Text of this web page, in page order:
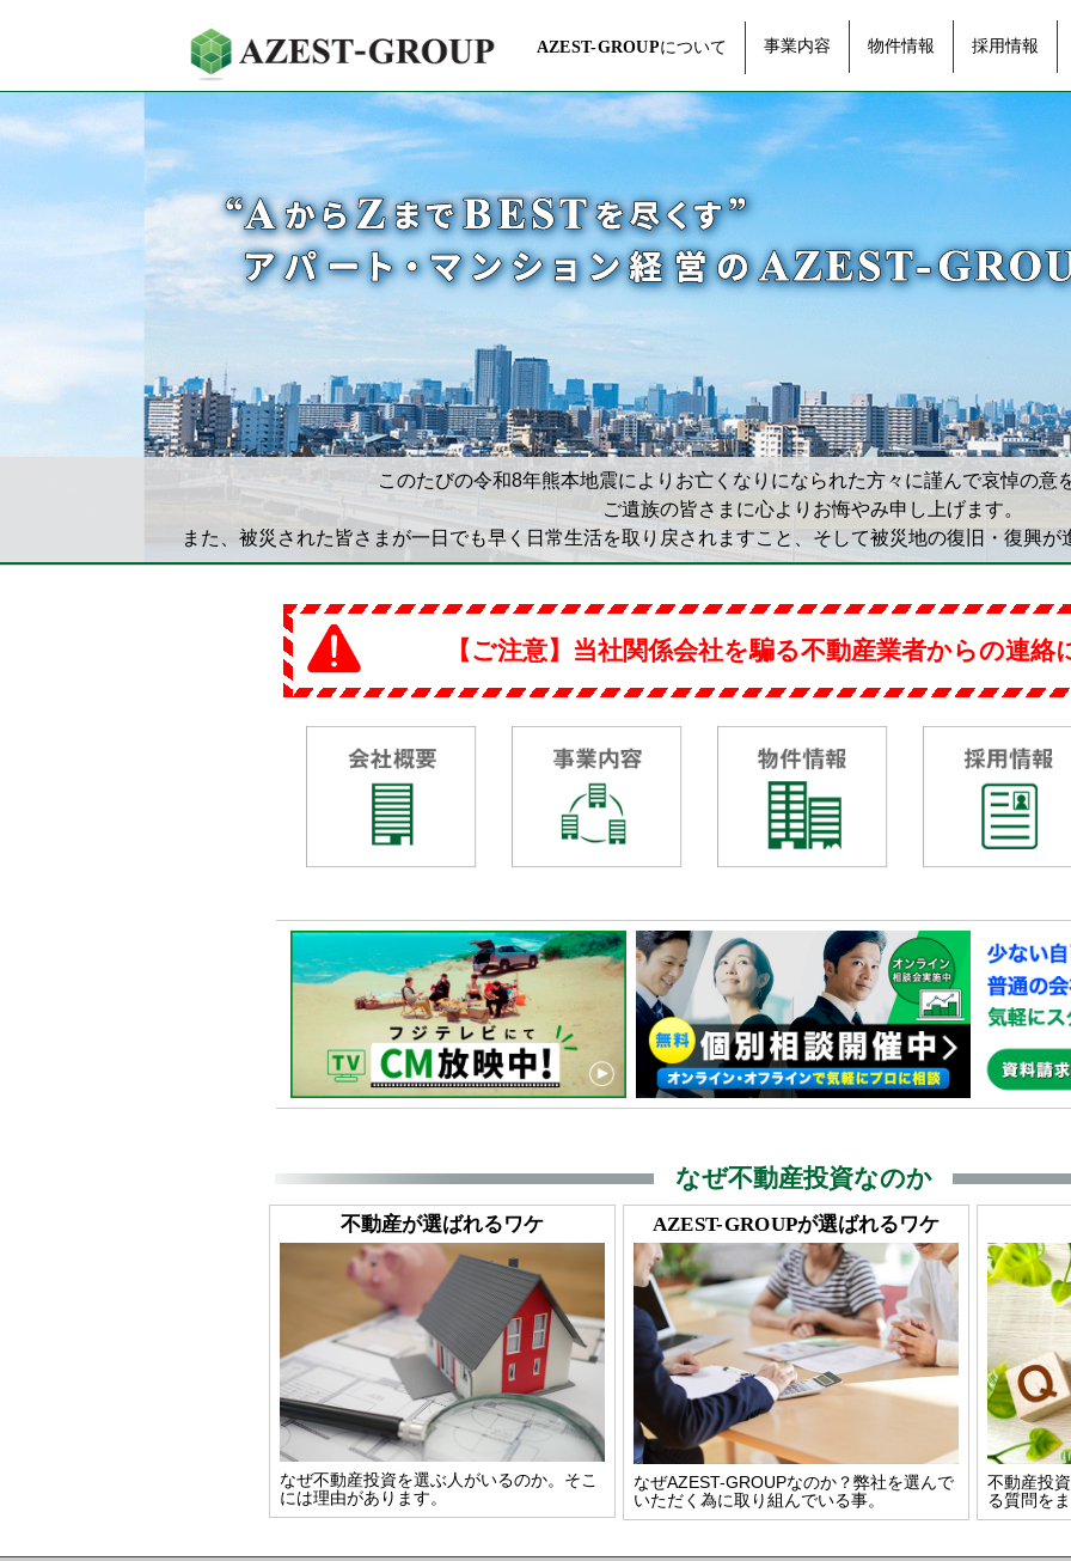
AZEST-GROUPについて 事業内容 物件情報 採用情報
このたびの令和8年熊本地震によりお亡くなりになられた方々に謹んで哀悼の意
ご遺族の皆さまに心よりお悔やみ申し上げます。
また、被災された皆さまが一日でも早く日常生活を取り戻されますこと、 そして被災地の復旧・復興
【ご注意】当社関係会社を騙る不動産業者からの連絡
なぜ不動産投資なのか
不動産が選ばれるワケ
なぜ不動産投資を選ぶ人がいるのか。そこ
には理由があります。
AZEST-GROUPが選ばれるワケ
なぜAZEST-GROUPなのか？弊社を選んで
いただく為に取り組んでいる事。
不動産投
る質問を